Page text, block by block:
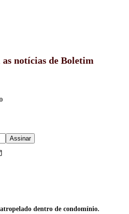
as notícias de Boletim
Assinar
dentro de condomínio.